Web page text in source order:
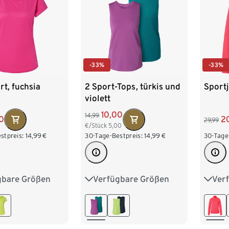
fuchsia
14,99€
Größen
S 36/38
-33%
2 Sport-Tops, türkis und
violett
14,99 10,00
€/Stück 5,00
30-Tage-Bestpreis: 14,99 €
Verfügbare Größen
XS 32/34 S 36/38
M 40/42
-33%
29,99
30-
XS
M 40/